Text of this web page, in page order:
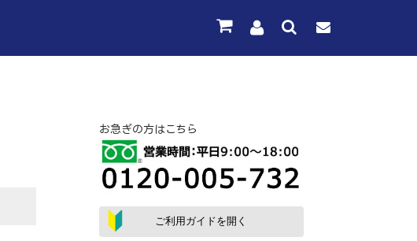
お急ぎの方はこちら
ご利用ガイドを開く